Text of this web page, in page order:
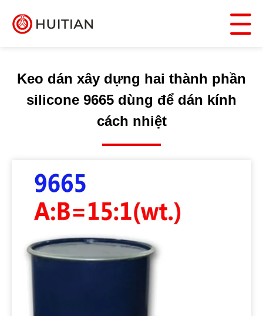
Keo dán xây dựng hai thành phần
silicone 9665 dùng để dán kính
cách nhiệt